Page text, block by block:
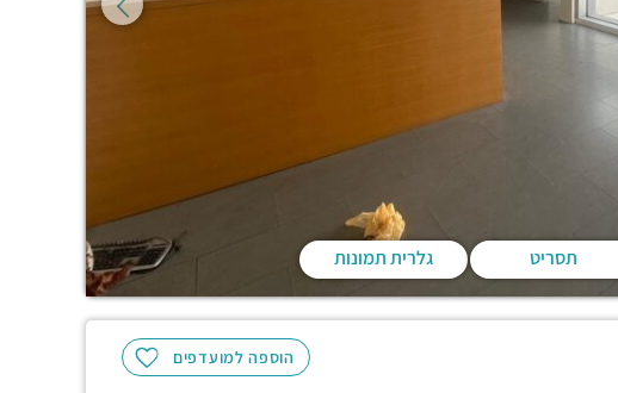
תסריט גלרית תמונות
הוספה למועדפים